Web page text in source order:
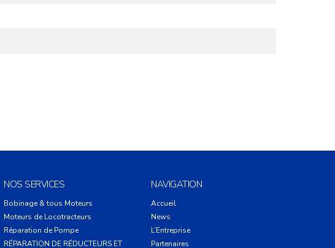
NOS SERVICES
Bobinage & tous Moteurs
Moteurs de Locotracteurs
Réparation de Pompe
RÉPARATION DE RÉDUCTEURS ET
NAVIGATION
Accueil
News
L’Entreprise
Partenaires